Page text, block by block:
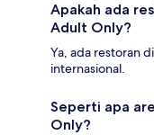
Apakah ada
Adult Only?
Ya, ada restoran
internasional.
Seperti apa
Only?